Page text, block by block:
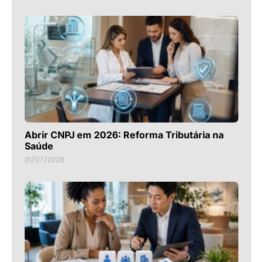
Abrir CNPJ em 2026: Reforma Tributária na
Saúde
31/07/2026